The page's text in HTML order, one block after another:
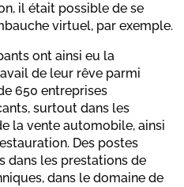
il était possible de se
virtuel, par exemple.
ont ainsi eu la
de leur rêve parmi
650 entreprises
surtout dans les
la vente automobile, ainsi
Des postes
dans les prestations de
dans le domaine de